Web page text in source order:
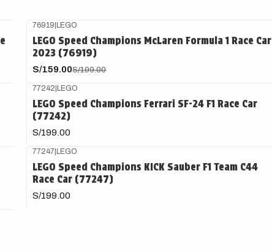
76919|LEGO
LEGO Speed Champions McLaren Formula 1 Race Car
2023 (76919)
S/159.00S/199.00
77242|LEGO
LEGO Speed Champions Ferrari SF-24 F1 Race Car
(77242)
S/199.00
77247|LEGO
LEGO Speed Champions KICK Sauber F1 Team C44
Race Car (77247)
S/199.00